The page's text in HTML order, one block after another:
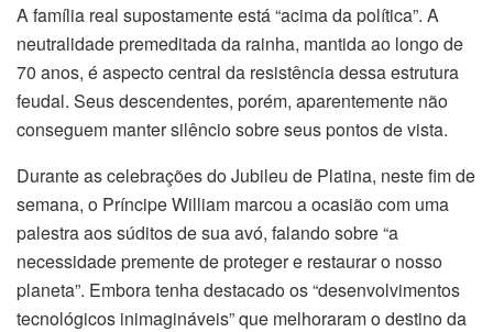
A família real supostamente está “acima da política”. A
neutralidade premeditada da rainha, mantida ao longo de
70 anos, é aspecto central da resistência dessa estrutura
feudal. Seus descendentes, porém, aparentemente não
conseguem manter silêncio sobre seus pontos de vista.
Durante as celebrações do Jubileu de Platina, neste fim de
semana, o Príncipe William marcou a ocasião com uma
palestra aos súditos de sua avó, falando sobre “a
necessidade premente de proteger e restaurar o nosso
planeta”. Embora tenha destacado os “desenvolvimentos
tecnológicos inimagináveis” que melhoraram o destino da